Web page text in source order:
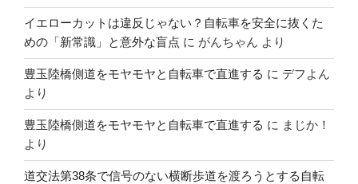
イエローカットは違反じゃない？自転車を安全に抜くた
めの「新常識」と意外な盲点 に がんちゃん より
豊玉陸橋側道をモヤモヤと自転車で直進する に デフよん
より
豊玉陸橋側道をモヤモヤと自転車で直進する に まじか！
より
道交法第38条で信号のない横断歩道を渡ろうとする自転